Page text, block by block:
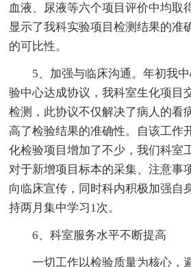
血液、尿液等六个项目评价中均取
显示了我科实验项目检测结果的准
的可比性。
5、加强与临床沟通。年初我中
验中心达成协议，我科室生化项目
检测，此协议不仅解决了病人的看
高了检验结果的准确性。自该工作
化检验项目增加了不少，我们科室
对于新增项目标本的采集、注意事
向临床宣传，同时科内积极加强自
持两月集中学习1次。
6、科室服务水平不断提高
一切工作以检验质量为核心，